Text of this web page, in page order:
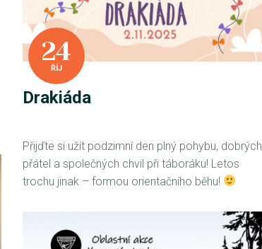
24
ŘÍJ
Drakiáda
Přijďte si užít podzimní den plný pohybu, dobrých
přátel a společných chvil při táboráku! Letos
trochu jinak – formou orientačního běhu!